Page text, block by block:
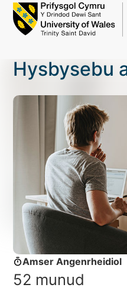
Hysbysebu
Amser Angenrheidiol
52 munud